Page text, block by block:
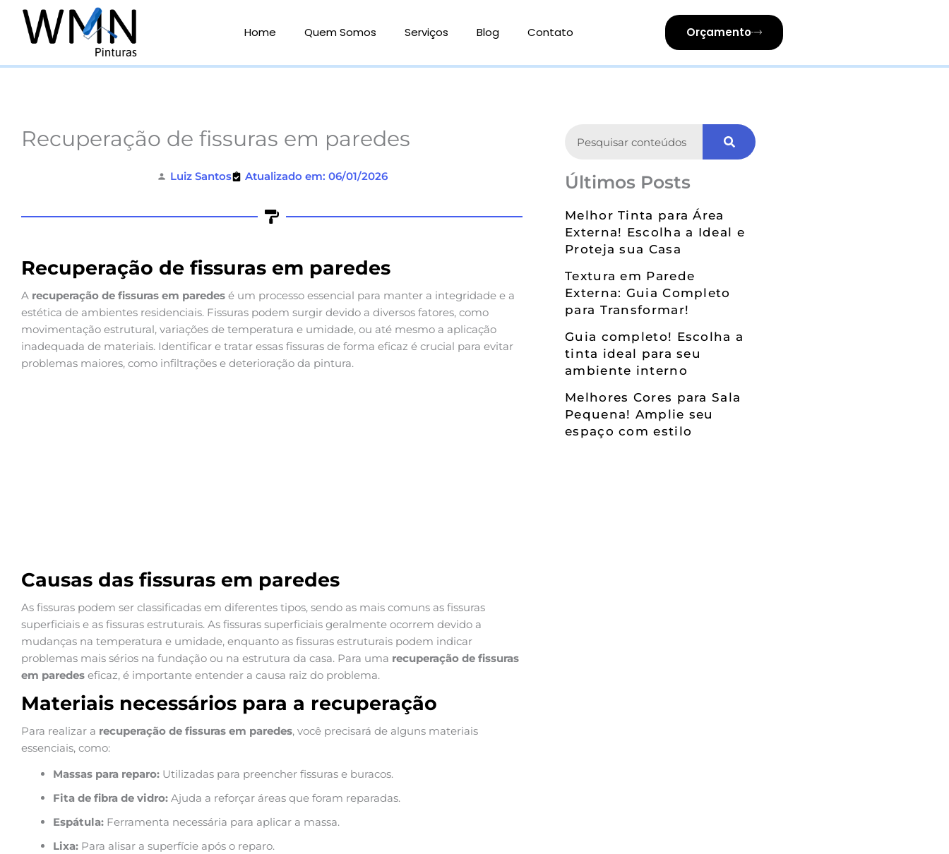
Home Quem Somos Serviços Blog Contato Orçamento
Recuperação de fissuras em paredes
Luiz Santos Atualizado em: 06/01/2026
Recuperação de fissuras em paredes
A recuperação de fissuras em paredes é um processo essencial para manter a integridade e a
estética de ambientes residenciais. Fissuras podem surgir devido a diversos fatores, como
movimentação estrutural, variações de temperatura e umidade, ou até mesmo a aplicação
inadequada de materiais. Identificar e tratar essas fissuras de forma eficaz é crucial para evitar
problemas maiores, como infiltrações e deterioração da pintura.
Causas das fissuras em paredes
As fissuras podem ser classificadas em diferentes tipos, sendo as mais comuns as fissuras
superficiais e as fissuras estruturais. As fissuras superficiais geralmente ocorrem devido a
mudanças na temperatura e umidade, enquanto as fissuras estruturais podem indicar
problemas mais sérios na fundação ou na estrutura da casa. Para uma recuperação de fissuras
em paredes eficaz, é importante entender a causa raiz do problema.
Materiais necessários para a recuperação
Para realizar a recuperação de fissuras em paredes, você precisará de alguns materiais
essenciais, como:
Massas para reparo: Utilizadas para preencher fissuras e buracos.
Fita de fibra de vidro: Ajuda a reforçar áreas que foram reparadas.
Espátula: Ferramenta necessária para aplicar a massa.
Lixa: Para alisar a superfície após o reparo.
Últimos Posts
Melhor Tinta para Área
Externa! Escolha a Ideal e
Proteja sua Casa
Textura em Parede
Externa: Guia Completo
para Transformar!
Guia completo! Escolha a
tinta ideal para seu
ambiente interno
Melhores Cores para Sala
Pequena! Amplie seu
espaço com estilo